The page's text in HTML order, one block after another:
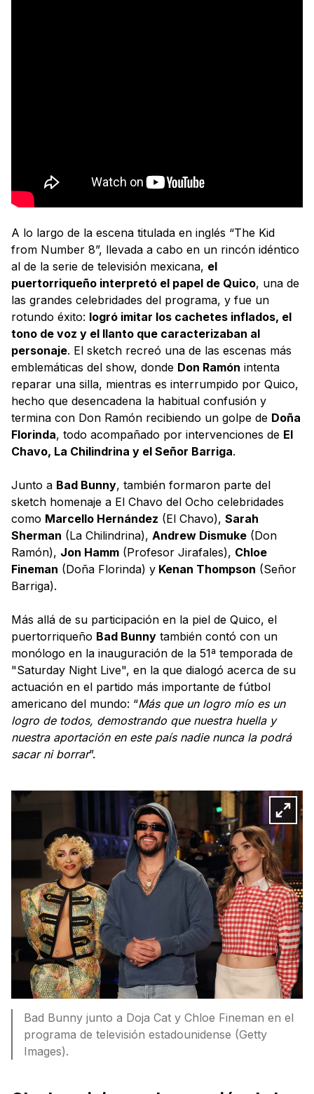
A lo largo de la escena titulada en inglés “The Kid
from Number 8”, llevada a cabo en un rincón idéntico
al de la serie de televisión mexicana, el
puertorriqueño interpretó el papel de Quico, una de
las grandes celebridades del programa, y fue un
rotundo éxito: logró imitar los cachetes inflados, el
tono de voz y el llanto que caracterizaban al
personaje. El sketch recreó una de las escenas más
emblemáticas del show, donde Don Ramón intenta
reparar una silla, mientras es interrumpido por Quico,
hecho que desencadena la habitual confusión y
termina con Don Ramón recibiendo un golpe de Doña
Florinda, todo acompañado por intervenciones de El
Chavo, La Chilindrina y el Señor Barriga.
Junto a Bad Bunny, también formaron parte del
sketch homenaje a El Chavo del Ocho celebridades
como Marcello Hernández (El Chavo), Sarah
Sherman (La Chilindrina), Andrew Dismuke (Don
Ramón), Jon Hamm (Profesor Jirafales), Chloe
Fineman (Doña Florinda) y Kenan Thompson (Señor
Barriga).
Más allá de su participación en la piel de Quico, el
puertorriqueño Bad Bunny también contó con un
monólogo en la inauguración de la 51ª temporada de
"Saturday Night Live", en la que dialogó acerca de su
actuación en el partido más importante de fútbol
americano del mundo: “Más que un logro mío es un
logro de todos, demostrando que nuestra huella y
nuestra aportación en este país nadie nunca la podrá
sacar ni borrar”.
Bad Bunny junto a Doja Cat y Chloe Fineman en el
programa de televisión estadounidense (Getty
Images).